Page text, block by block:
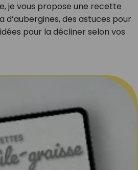
je vous propose une recette
des astuces pour
pour la décliner selon vos